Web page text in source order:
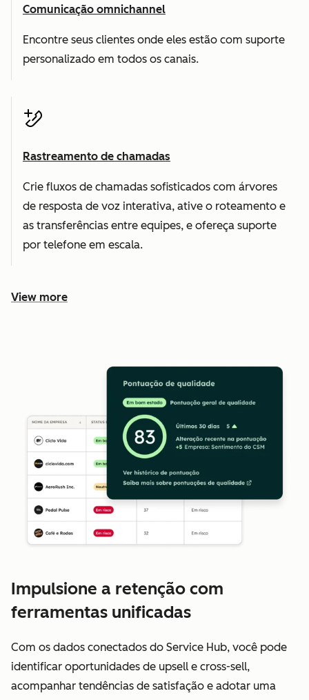
Comunicação omnichannel
Encontre seus clientes onde eles estão com suporte
personalizado em todos os canais.
Rastreamento de chamadas
Crie fluxos de chamadas sofisticados com árvores
de resposta de voz interativa, ative o roteamento e
as transferências entre equipes, e ofereça suporte
por telefone em escala.
View more
Impulsione a retenção com
ferramentas unificadas
Com os dados conectados do Service Hub, você pode
identificar oportunidades de upsell e cross-sell,
acompanhar tendências de satisfação e adotar uma